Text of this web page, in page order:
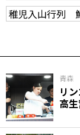
稚児入山行列
青森
リ
高